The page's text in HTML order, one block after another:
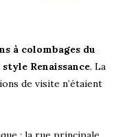
à colombages du
Renaissance. La
de visite n’étaient